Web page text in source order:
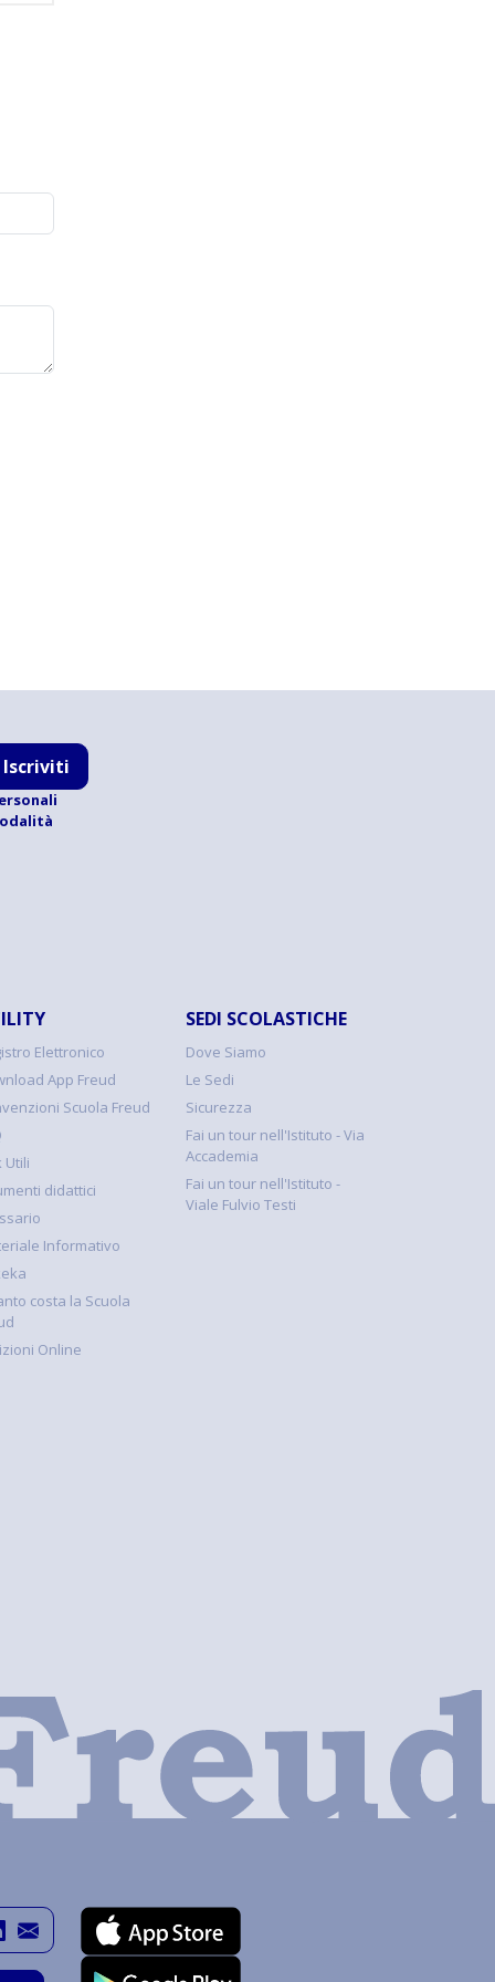
Iscriviti
Elettronico
App Freud
Scuola Freud
Utili
didattici
Informativo
costa la Scuola
Online
SEDI SCOLASTICHE
Dove Siamo
Le Sedi
Sicurezza
Fai un tour nell'Istituto - Via
Accademia
Fai un tour nell'Istituto -
Viale Fulvio Testi